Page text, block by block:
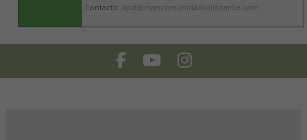
Contacto: dpd@mancomunidadvaldizarbe.com
FacebookYoutubeInstagram